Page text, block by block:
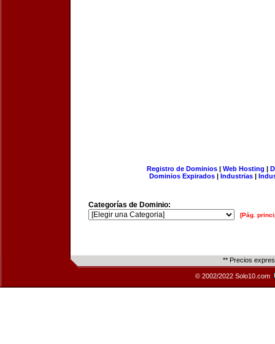
Registro de Dominios| Web Hosting |
Dominios Expirados | Industrias |
Categorías de Dominio:
[Pág.
** Precios
© 2002/2022 Solo10.com